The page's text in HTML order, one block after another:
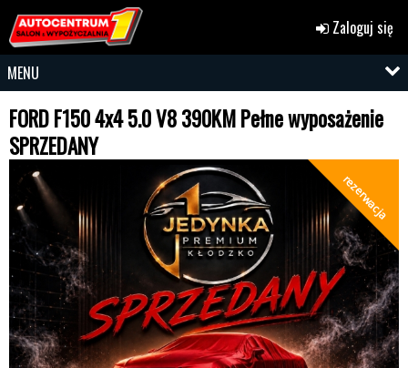
Zaloguj się
MENU
FORD F150 4x4 5.0 V8 390KM Pełne wyposażenie
SPRZEDANY
rezerwacja